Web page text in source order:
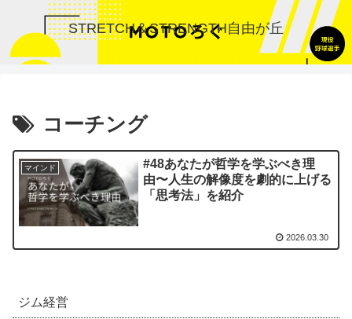
STRETCH＆STRENGTH自由が丘
コーチング
マインド
#48あなたが哲学を学ぶべき理
由〜人生の解像度を劇的に上げる
「思考法」を紹介
2026.03.30
ジム経営